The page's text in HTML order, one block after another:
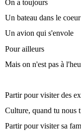
On a toujours
Un bateau dans le coeur
Un avion qui s'envole
Pour ailleurs
Mais on n'est pas à
Partir pour visiter des
Culture, quand tu nous
Partir pour visiter sa